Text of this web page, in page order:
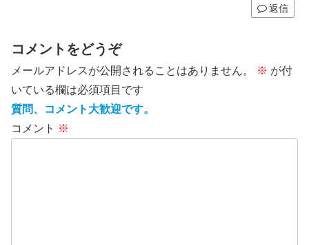
返信
コメントをどうぞ
メールアドレスが公開されることはありません。 ※ が付
いている欄は必須項目です
質問、コメント大歓迎です。
コメント ※